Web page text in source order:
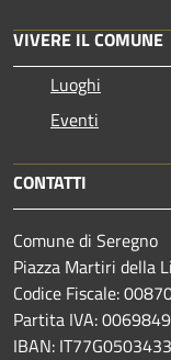
VIVERE IL COMUNE
Luoghi
Eventi
CONTATTI
Comune di Seregno
Piazza Martiri della
Codice Fiscale:
Partita IVA:
IBAN: